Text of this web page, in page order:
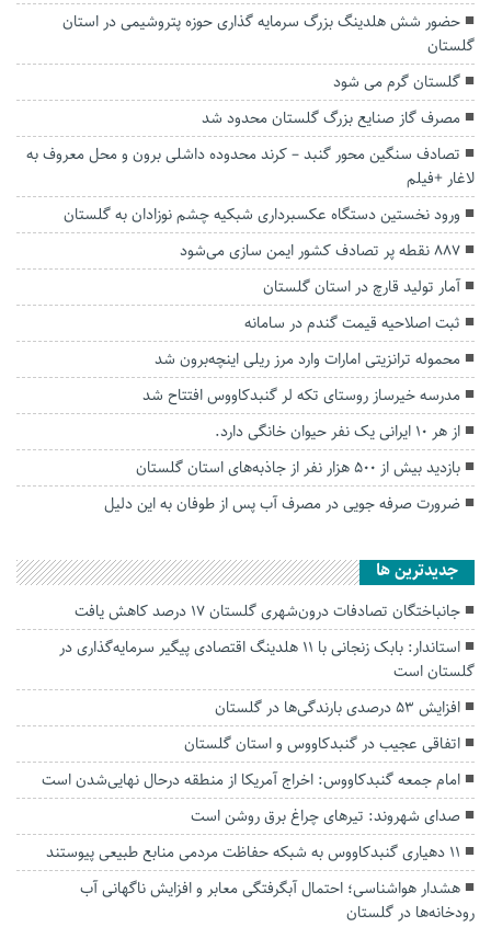
حضور شش هلدینگ بزرگ سرمایه گذاری حوزه پتروشیمی در استان
گلستان
گلستان گرم می شود
مصرف گاز صنایع بزرگ گلستان محدود شد
تصادف سنگین محور گنبد – کرند محدوده داشلی برون و محل معروف به
لاغار +فیلم
ورود نخستین دستگاه عکسبرداری شبکیه چشم نوزادان به گلستان
۸۸۷ نقطه پر تصادف کشور ایمن سازی می‌شود
آمار تولید قارچ در استان گلستان
ثبت اصلاحیه قیمت گندم در سامانه
محموله ترانزیتی امارات وارد مرز ریلی اینچه‌برون شد
مدرسه خیرساز روستای تکه لر گنبدکاووس افتتاح شد
از هر ۱۰ ایرانی یک نفر حیوان خانگی دارد.
بازدید بیش از ۵۰۰ هزار نفر از جاذبه‌های استان گلستان
ضرورت صرفه جویی در مصرف آب پس از طوفان به این دلیل
جديدترين ها
جانباختگان تصادفات درون‌شهری گلستان ۱۷ درصد کاهش یافت
استاندار: بابک زنجانی با ۱۱ هلدینگ اقتصادی پیگیر سرمایه‌گذاری در
گلستان است
افزایش ۵۳ درصدی بارندگی‌ها در گلستان
اتفاقی عجیب در‌ گنبدکاووس و استان گلستان
امام جمعه گنبدکاووس: اخراج آمریکا از منطقه درحال نهایی‌شدن است
صدای شهروند: تیرهای چراغ برق روشن است
۱۱ دهیاری گنبدکاووس به شبکه حفاظت مردمی منابع طبیعی پیوستند
هشدار هواشناسی؛ احتمال آبگرفتگی معابر و افزایش ناگهانی آب
رودخانه‌ها در گلستان